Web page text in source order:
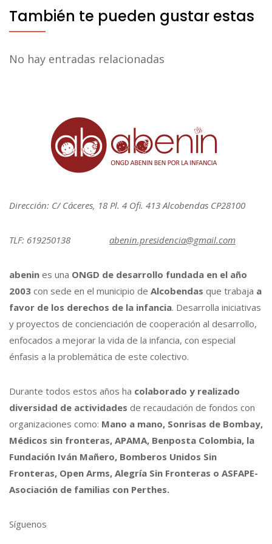
También te pueden gustar estas
No hay entradas relacionadas
Dirección: C/ Cáceres, 18 Pl. 4 Ofi. 413 Alcobendas CP28100
TLF: 619250138 abenin.presidencia@gmail.com
abenin es una ONGD de desarrollo fundada en el año
2003 con sede en el municipio de Alcobendas que trabaja a
favor de los derechos de la infancia. Desarrolla iniciativas
y proyectos de concienciación de cooperación al desarrollo,
enfocados a mejorar la vida de la infancia, con especial
énfasis a la problemática de este colectivo.
Durante todos estos años ha colaborado y realizado
diversidad de actividades de recaudación de fondos con
organizaciones como: Mano a mano, Sonrisas de Bombay,
Médicos sin fronteras, APAMA, Benposta Colombia, la
Fundación Iván Mañero, Bomberos Unidos Sin
Fronteras, Open Arms, Alegría Sin Fronteras o ASFAPE-
Asociación de familias con Perthes.
Síguenos